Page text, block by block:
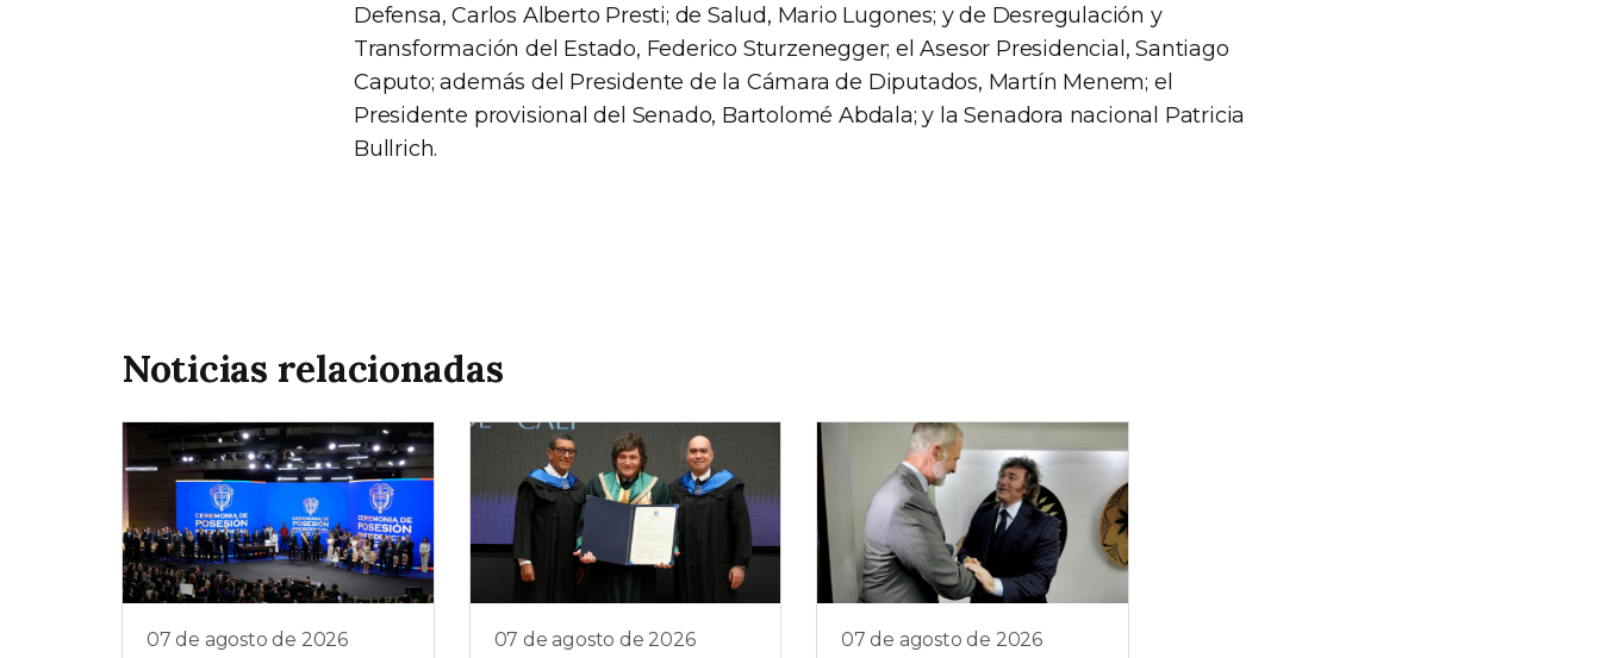
Defensa, Carlos Alberto Presti; de Salud, Mario Lugones; y de Desregulación y
Transformación del Estado, Federico Sturzenegger; el Asesor Presidencial, Santiago
Caputo; además del Presidente de la Cámara de Diputados, Martín Menem; el
Presidente provisional del Senado, Bartolomé Abdala; y la Senadora nacional Patricia
Bullrich.
Noticias relacionadas
07 de agosto de 2026 07 de agosto de 2026 07 de agosto de 2026